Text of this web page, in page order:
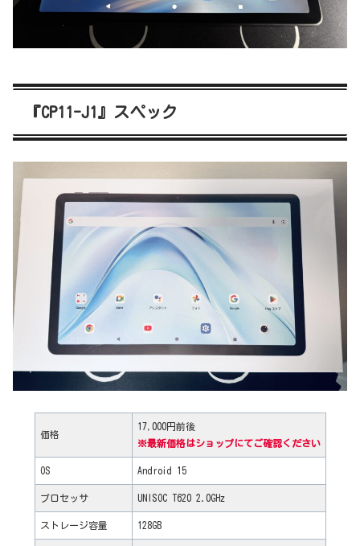
『CP11-J1』スペック
価格
17,000円前後
※最新価格はショップにてご確認ください
OS Android 15
プロセッサ UNISOC T620 2.0GHz
ストレージ容量 128GB